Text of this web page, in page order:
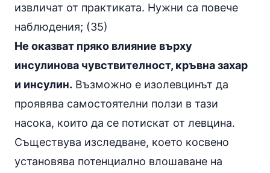
извличат от практиката. Нужни са повече
наблюдения; (35)
Не оказват пряко влияние върху
инсулинова чувствителност, кръвна захар
и инсулин. Възможно е изолевцинът да
проявява самостоятелни ползи в тази
насока, които да се потискат от левцина.
Съществува изследване, което косвенo
установява потенциално влошаване на